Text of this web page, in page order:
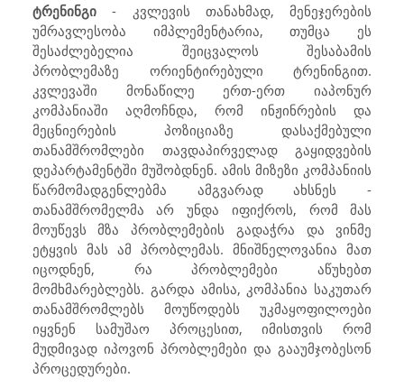
ტრენინგი- კვლევის თანახმად, მენეჯერების
უმრავლესობა იმპლემენტარია, თუმცა ეს
შესაძლებელია შეიცვალოს შესაბამის
პრობლემაზე ორიენტირებული ტრენინგით.
კვლევაში მონაწილე ერთ-ერთ იაპონურ
კომპანიაში აღმოჩნდა, რომ ინჟინრების და
მეცნიერების პოზიციაზე დასაქმებული
თანამშრომლები თავდაპირველად გაყიდვების
დეპარტამენტში მუშობდნენ. ამის მიზეზი კომპანიის
წარმომადგენლებმა ამგვარად ახსნეს -
თანამშრომელმა არ უნდა იფიქროს, რომ მას
მოუწევს მზა პრობლემების გადაჭრა და ვინმე
ეტყვის მას ამ პრობლემას. მნიშნელოვანია მათ
იცოდნენ, რა პრობლემები აწუხებთ
მომხმარებლებს. გარდა ამისა, კომპანია საკუთარ
თანამშრომლებს მოუწოდებს უკმაყოფილოები
იყვნენ სამუშაო პროცესით, იმისთვის რომ
მუდმივად იპოვონ პრობლემები და გააუმჯობესონ
პროცედურები.